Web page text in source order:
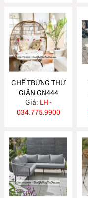
GHẾ TRỨNG THƯ
GIÃN GN444
Giá: LH -
034.775.9900